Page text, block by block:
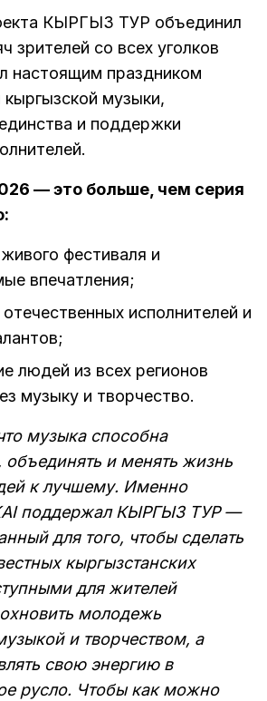
КЫРГЫЗ ТУР объединил
зрителей со всех уголков
настоящим праздником
музыки,
и поддержки
— это больше, чем серия
фестиваля и
впечатления;
исполнителей и
людей из всех регионов
музыку и творчество.
музыка способна
объединять и менять жизнь
к лучшему. Именно
поддержал КЫРГЫЗ ТУР —
для того, чтобы сделать
кыргызстанских
для жителей
молодежь
и творчеством, а
свою энергию в
русло. Чтобы как можно